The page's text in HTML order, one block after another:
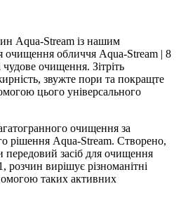
Aqua-Stream із нашим
очищення обличчя Aqua-Stream | 8
чудове очищення. Зітріть
звужте пори та покращте
цього універсального
очищення за
рішення Aqua-Stream. Створено,
засіб для очищення
розчин вирішує різноманітні
таких активних